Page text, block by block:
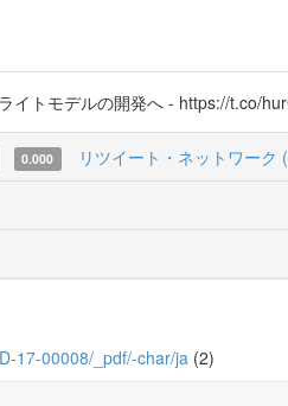
イトモデルの開発へ - https://t.co/
0.000 リツイート・ネットワーク
17-00008/_pdf/-char/ja (2)